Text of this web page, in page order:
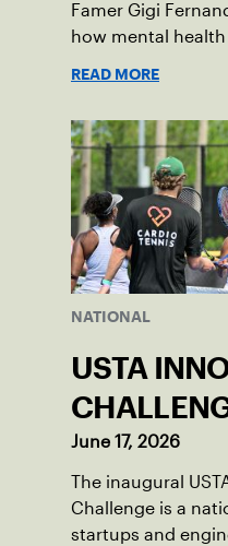
Famer Gigi
how mental
READ MORE
NATIONAL
USTA
June 17, 2026
The inaugural
Challenge is a
startups and